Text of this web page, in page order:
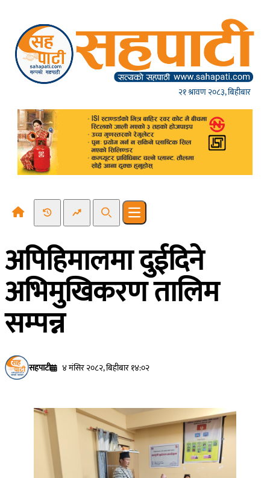
२१ श्रावण २०८३, बिहीबार
Recent NewsTrending News
SearchOpen main menu
अपिहिमालमा दुईदिने
अभिमुखिकरण तालिम
सम्पन्न
सहपाटी ४ मंसिर २०८२, बिहीबार १४:०२